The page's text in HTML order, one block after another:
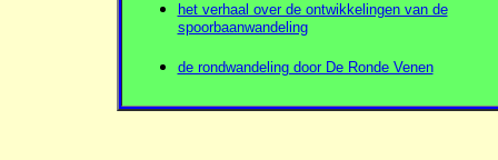
het verhaal over de ontwikkelingen van de
spoorbaanwandeling
de rondwandeling door De Ronde Venen